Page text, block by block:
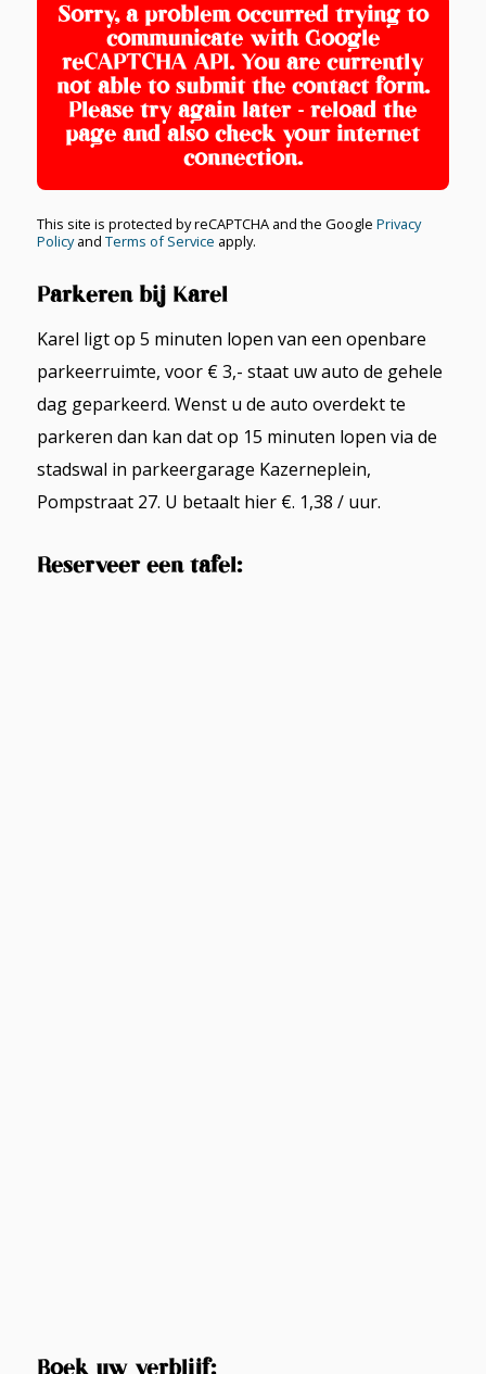
Sorry, a problem occurred trying to
communicate with Google
reCAPTCHA API. You are currently
not able to submit the contact form.
Please try again later - reload the
page and also check your internet
connection.
This site is protected by reCAPTCHA and the Google Privacy
Policyand Terms of Service apply.
Parkeren bij Karel
Karel ligt op 5 minuten lopen van een openbare
parkeerruimte, voor € 3,- staat uw auto de gehele
dag geparkeerd. Wenst u de auto overdekt te
parkeren dan kan dat op 15 minuten lopen via de
stadswal in parkeergarage Kazerneplein,
Pompstraat 27. U betaalt hier €. 1,38 / uur.
Reserveer een tafel: